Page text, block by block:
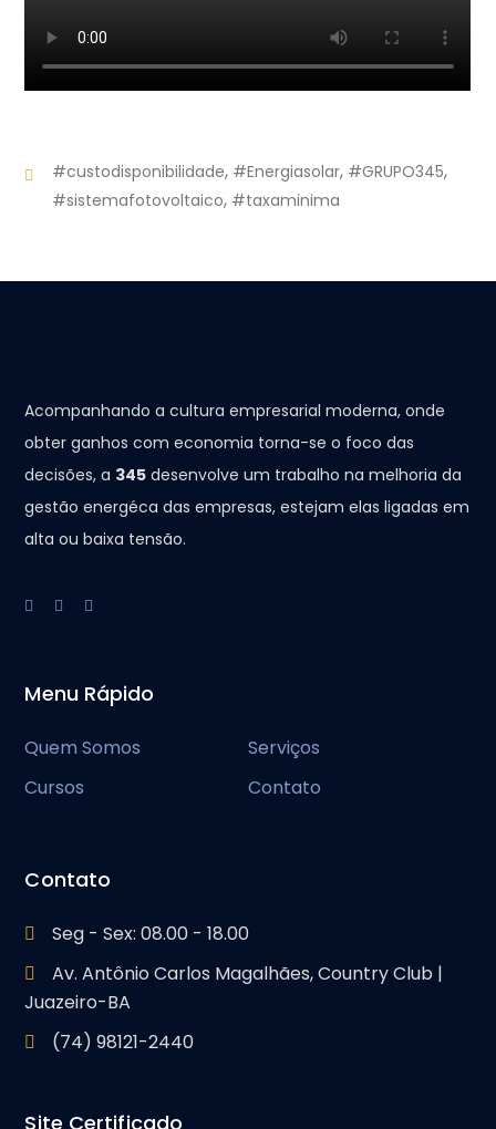
#custodisponibilidade, #Energiasolar, #GRUPO345,
#sistemafotovoltaico, #taxaminima
Acompanhando a cultura empresarial moderna, onde
obter ganhos com economia torna-se o foco das
decisões, a 345 desenvolve um trabalho na melhoria da
gestão energéca das empresas, estejam elas ligadas em
alta ou baixa tensão.
Menu Rápido
Quem Somos
Serviços
Cursos
Contato
Contato
Seg - Sex: 08.00 - 18.00
Av. Antônio Carlos Magalhães, Country Club |
Juazeiro-BA
(74) 98121-2440
Site Certificado